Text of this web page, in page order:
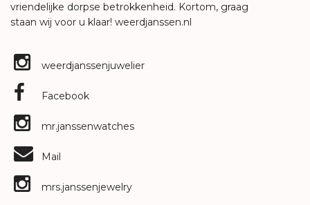
vriendelijke dorpse betrokkenheid. Kortom, graag
staan wij voor u klaar! weerdjanssen.nl
weerdjanssenjuwelier
Facebook
mr.janssenwatches
Mail
mrs.janssenjewelry